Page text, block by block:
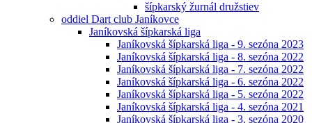
šípkarský žurnál družstiev
oddiel Dart club Janíkovce
Janíkovská šípkarská liga
Janíkovská šípkarská liga - 9. sezóna 2023
Janíkovská šípkarská liga - 8. sezóna 2022
Janíkovská šípkarská liga - 7. sezóna 2022
Janíkovská šípkarská liga - 6. sezóna 2022
Janíkovská šípkarská liga - 5. sezóna 2022
Janíkovská šípkarská liga - 4. sezóna 2021
Janíkovská šípkarská liga - 3. sezóna 2020